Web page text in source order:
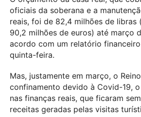
oficiais da soberana e a
reais, foi de 82,4 milhões de libras
90,2 milhões de euros) até março
acordo com um relatório
quinta-feira.
Mas, justamente em março, o
confinamento devido à Covid-19,
nas finanças reais, que ficaram
receitas geradas pelas visitas